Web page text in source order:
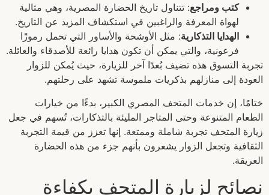
كتب ومراجع: تتناول تاريخ الحضارة المصرية، وهي مثالية
لهواة المعرفة والراغبين في استكشاف المزيد عن التاريخ.
الهدايا التذكارية: مثل الأوشحة والأساور التي تحمل رموزًا
فرعونية، والتي يمكن أن تكون هدايا رائعة للأصدقاء والعائلة.
تجربة التسوق هذه تضيف بُعدًا آخر للزيارة، حيث يُمكن للزوار
العودة إلى منازلهم بذكريات ملموسة تشهد على رحلتهم.
ختامًا، إن خدمات المتحف المصري الكبير، بدءًا من خيارات
الطعام المتنوعة وحتى المتاجر المليئة بالتذكارات، تُسهم في جعل
زيارة المتحف تجربة شاملة وممتعة. إنها تعزز من قيمة التجربة
الثقافية وتجعل الزوار يشعرون بأنهم جزء من هذه الحضارة
العريقة.
نصائح لزيارة المتحف بكفاءة